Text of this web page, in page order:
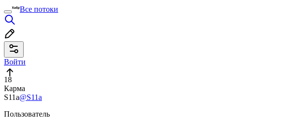
Все потоки
Войти
18
Карма
S11a@S11a
Пользователь